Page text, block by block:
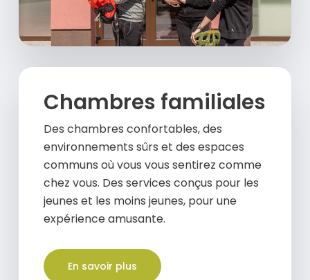
Chambres familiales
Des chambres confortables, des
environnements sûrs et des espaces
communs où vous vous sentirez comme
chez vous. Des services conçus pour les
jeunes et les moins jeunes, pour une
expérience amusante.
En savoir plus